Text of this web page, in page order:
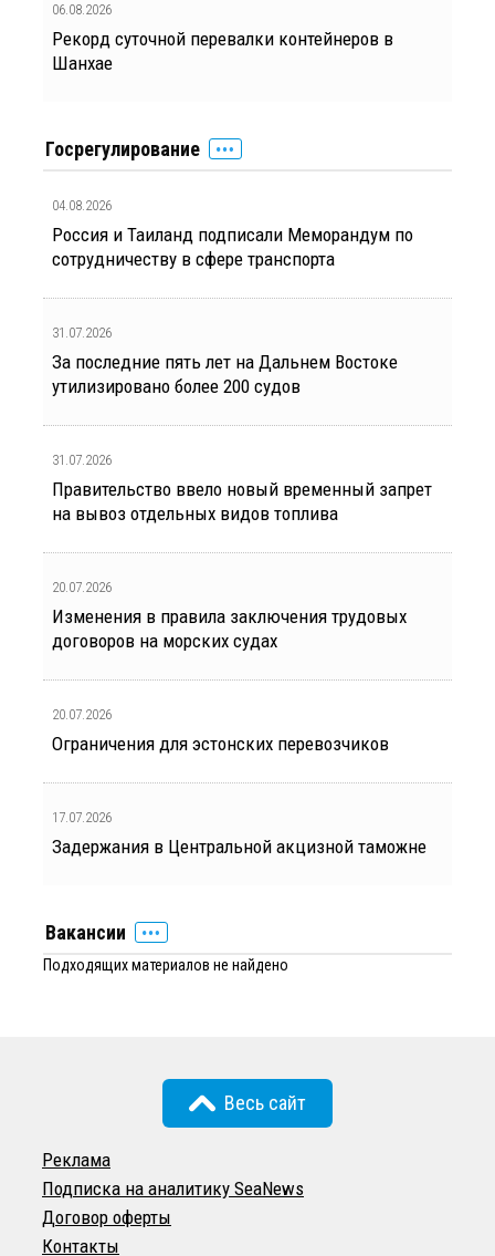
06.08.2026
Рекорд суточной перевалки контейнеров в
Шанхае
Госрегулирование
04.08.2026
Россия и Таиланд подписали Меморандум по
сотрудничеству в сфере транспорта
31.07.2026
За последние пять лет на Дальнем Востоке
утилизировано более 200 судов
31.07.2026
Правительство ввело новый временный запрет
на вывоз отдельных видов топлива
20.07.2026
Изменения в правила заключения трудовых
договоров на морских судах
20.07.2026
Ограничения для эстонских перевозчиков
17.07.2026
Задержания в Центральной акцизной таможне
Вакансии
Подходящих материалов не найдено
Весь сайт
Реклама
Подписка на аналитику SeaNews
Договор оферты
Контакты